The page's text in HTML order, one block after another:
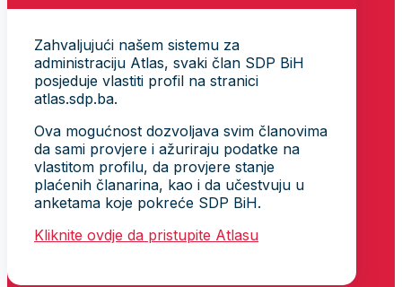
Zahvaljujući našem sistemu za
administraciju Atlas, svaki član SDP BiH
posjeduje vlastiti profil na stranici
atlas.sdp.ba.
Ova mogućnost dozvoljava svim članovima
da sami provjere i ažuriraju podatke na
vlastitom profilu, da provjere stanje
plaćenih članarina, kao i da učestvuju u
anketama koje pokreće SDP BiH.
Kliknite ovdje da pristupite Atlasu